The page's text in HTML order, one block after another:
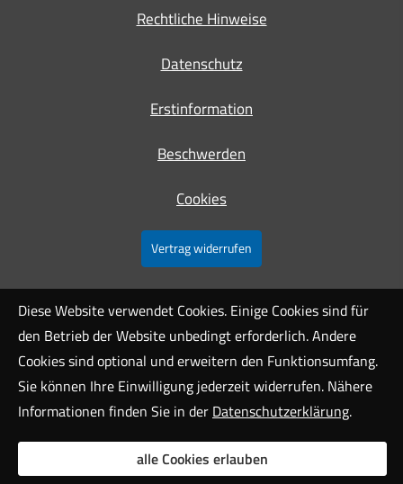
Rechtliche Hinweise
Datenschutz
Erstinformation
Beschwerden
Cookies
Vertrag widerrufen
Diese Website verwendet Cookies. Einige Cookies sind für
den Betrieb der Website unbedingt erforderlich. Andere
Cookies sind optional und erweitern den Funktionsumfang.
Sie können Ihre Einwilligung jederzeit widerrufen. Nähere
Informationen finden Sie in der Datenschutzerklärung.
alle Cookies erlauben